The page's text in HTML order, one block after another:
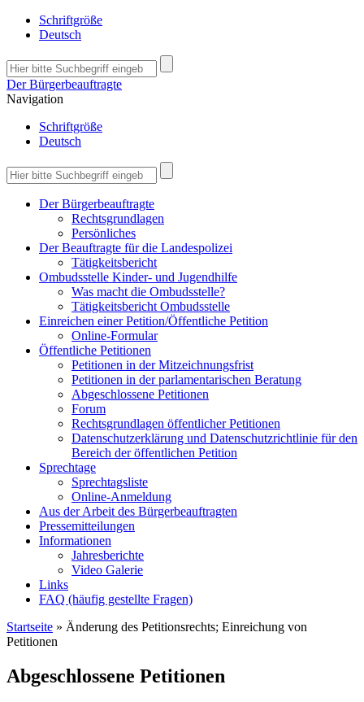
Schriftgröße
Deutsch
Der Bürgerbeauftragte
Navigation
Schriftgröße
Deutsch
Der Bürgerbeauftragte
Rechtsgrundlagen
Persönliches
Der Beauftragte für die Landespolizei
Tätigkeitsbericht
Ombudsstelle Kinder- und Jugendhilfe
Was macht die Ombudsstelle?
Tätigkeitsbericht Ombudsstelle
Einreichen einer Petition/Öffentliche Petition
Online-Formular
Öffentliche Petitionen
Petitionen in der Mitzeichnungsfrist
Petitionen in der parlamentarischen Beratung
Abgeschlossene Petitionen
Forum
Rechtsgrundlagen öffentlicher Petitionen
Datenschutzerklärung und Datenschutzrichtlinie für den
Bereich der öffentlichen Petition
Sprechtage
Sprechtagsliste
Online-Anmeldung
Aus der Arbeit des Bürgerbeauftragten
Pressemitteilungen
Informationen
Jahresberichte
Video Galerie
Links
FAQ (häufig gestellte Fragen)
Startseite » Änderung des Petitionsrechts; Einreichung von
Petitionen
Abgeschlossene Petitionen